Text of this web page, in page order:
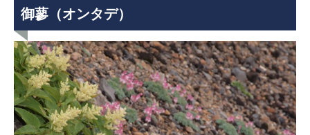
御蓼（オンタデ）